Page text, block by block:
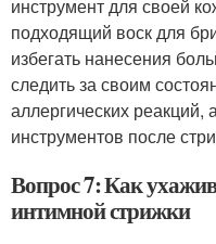
инструмент для своей
подходящий воск для
избегать нанесения
следить за своим
аллергических реакций,
инструментов после
Вопрос 7: Как
интимной стрижки